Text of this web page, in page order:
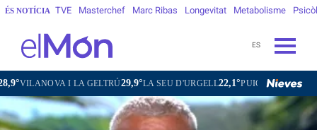
ÉS NOTÍCIA TVE Masterchef Marc Ribas Longevitat Metabolisme
ES
I LA GELTRÚ29,9°LA SEU D'URGELL22,1°PUIGCERDÀ17,5°FIGUERES